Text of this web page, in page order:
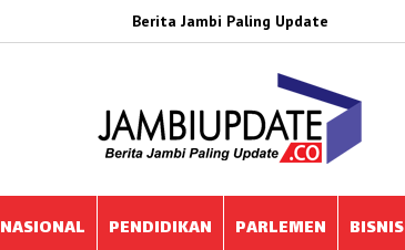
Berita Jambi Paling Update
NASIONAL PENDIDIKAN PARLEMEN BISNIS